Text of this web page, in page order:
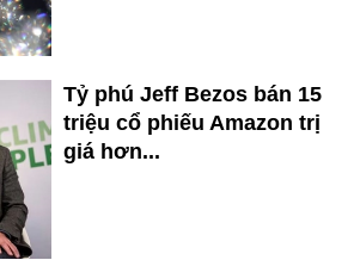
Tỷ phú Jeff Bezos bán 15
triệu cổ phiếu Amazon trị
giá hơn...